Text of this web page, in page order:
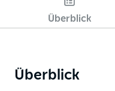
Überblick
Überblick